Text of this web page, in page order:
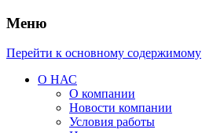
Меню
Перейти к основному содержимому
О НАС
О компании
Новости компании
Условия работы